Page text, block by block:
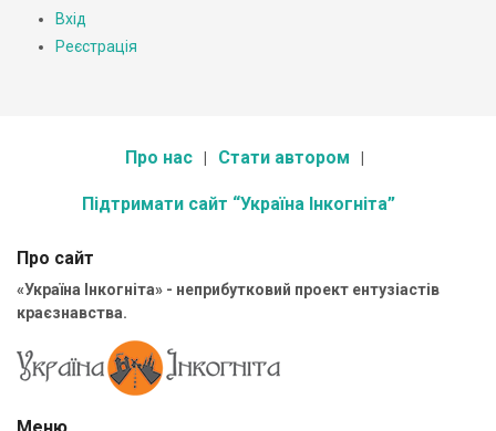
Вхід
Реєстрація
Про нас Стати автором
Підтримати сайт “Україна Інкогніта”
Про сайт
«Україна Інкогніта» - неприбутковий проект ентузіастів
краєзнавства.